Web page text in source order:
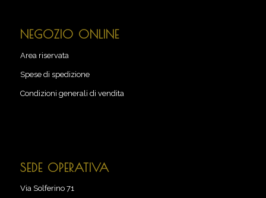
NEGOZIO ONLINE
Area riservata
Spese di spedizione
Condizioni generali di vendita
SEDE OPERATIVA
Via Solferino 71